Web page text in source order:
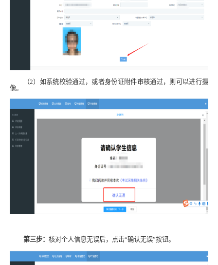
（2） 如系统校验通过，或者身份证附件审核通过，则可以进行摄
像。
第三步： 核对个人信息无误后，点击“确认无误”按钮。